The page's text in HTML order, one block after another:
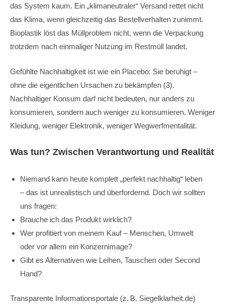
das System kaum. Ein „klimaneutraler“ Versand rettet nicht
das Klima, wenn gleichzeitig das Bestellverhalten zunimmt.
Bioplastik löst das Müllproblem nicht, wenn die Verpackung
trotzdem nach einmaliger Nutzung im Restmüll landet.
Gefühlte Nachhaltigkeit ist wie ein Placebo: Sie beruhigt –
ohne die eigentlichen Ursachen zu bekämpfen (3).
Nachhaltiger Konsum darf nicht bedeuten, nur anders zu
konsumieren, sondern auch weniger zu konsumieren. Weniger
Kleidung, weniger Elektronik, weniger Wegwerfmentalität.
Was tun? Zwischen Verantwortung und Realität
Niemand kann heute komplett „perfekt nachhaltig“ leben
– das ist unrealistisch und überfordernd. Doch wir sollten
uns fragen:
Brauche ich das Produkt wirklich?
Wer profitiert von meinem Kauf – Menschen, Umwelt
oder vor allem ein Konzernimage?
Gibt es Alternativen wie Leihen, Tauschen oder Second
Hand?
Transparente Informationsportale (z. B. Siegelklarheit.de)